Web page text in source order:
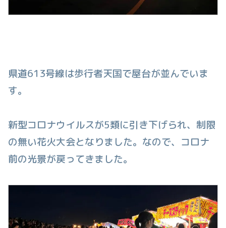
県道613号線は歩行者天国で屋台が並んでいま
す。
新型コロナウイルスが5類に引き下げられ、制限
の無い花火大会となりました。なので、コロナ
前の光景が戻ってきました。